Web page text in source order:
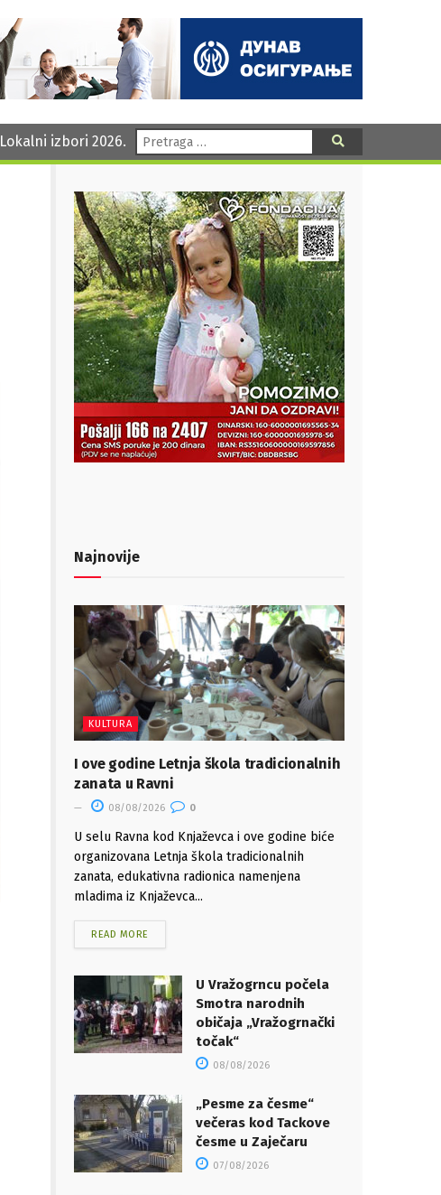
Lokalni izbori 2026. Pretraga:
Najnovije
KULTURA
I ove godine Letnja škola tradicionalnih
zanata u Ravni
08/08/2026 0
U selu Ravna kod Knjaževca i ove godine biće
organizovana Letnja škola tradicionalnih
zanata, edukativna radionica namenjena
mladima iz Knjaževca...
READ MORE
U Vražogrncu počela
Smotra narodnih
običaja „Vražogrnački
točak“
08/08/2026
„Pesme za česme“
večeras kod Tackove
česme u Zaječaru
07/08/2026